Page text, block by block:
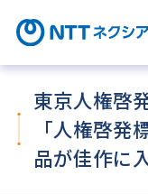
東京人権啓
「人権啓
品が佳作に